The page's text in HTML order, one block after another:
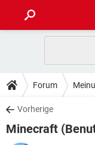
ANDROID
WINDOWS 10
WHATSAPP
TIPPS & TRICKS
SPIELE
DOWNLOADS
SPIELE
Forum
Vorherige
Minecraft